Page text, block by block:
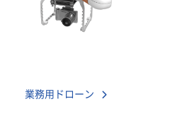
業務用ドローン